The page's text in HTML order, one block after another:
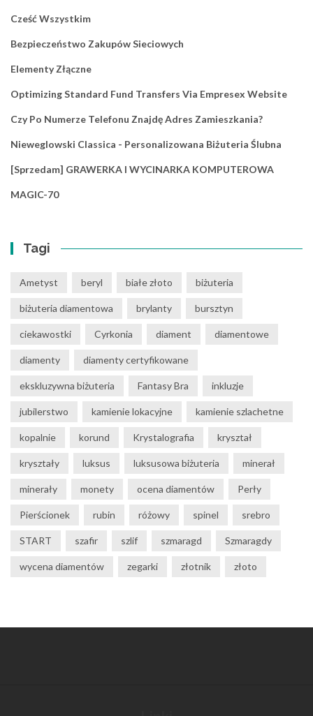
Cześć Wszystkim
Bezpieczeństwo Zakupów Sieciowych
Elementy Złączne
Optimizing Standard Fund Transfers Via Empresex Website
Czy Po Numerze Telefonu Znajdę Adres Zamieszkania?
Nieweglowski Classica - Personalizowana Biżuteria Ślubna
[Sprzedam] GRAWERKA I WYCINARKA KOMPUTEROWA
MAGIC-70
Tagi
Ametyst beryl białe złoto biżuteria
biżuteria diamentowa brylanty bursztyn
ciekawostki Cyrkonia diament diamentowe
diamenty diamenty certyfikowane
ekskluzywna biżuteria Fantasy Bra inkluzje
jubilerstwo kamienie lokacyjne kamienie szlachetne
kopalnie korund Krystalografia kryształ
kryształy luksus luksusowa biżuteria minerał
minerały monety ocena diamentów Perły
Pierścionek rubin różowy spinel srebro
START szafir szlif szmaragd Szmaragdy
wycena diamentów zegarki złotnik złoto